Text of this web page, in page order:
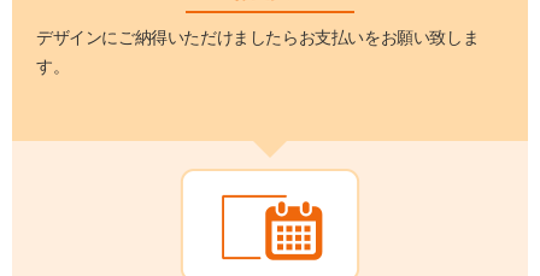
デザインにご納得いただけましたらお支払いをお願い致しま
す。